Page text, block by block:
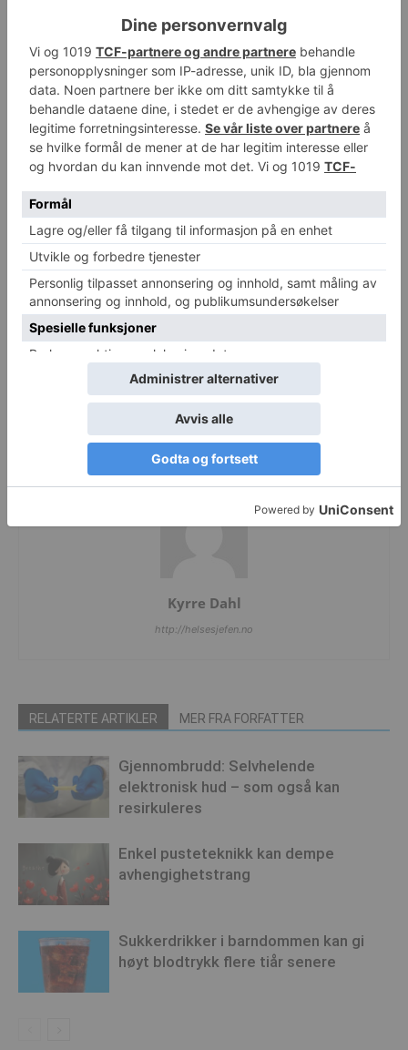
UiO – Det medisinske fakultet
Se også:Bør prioritere forskning på pasienter
Følg Helsesjefen.no på Google Discover
Banksy bilde skaffer millioner
2 av 10 bruker aldri hjelm
Kyrre Dahl
http://helsesjefen.no
RELATERTE ARTIKLER MER FRA FORFATTER
Gjennombrudd: Selvhelende
elektronisk hud – som også kan
resirkuleres
Enkel pusteteknikk kan dempe
avhengighetstrang
Sukkerdrikker i barndommen kan gi
høyt blodtrykk flere tiår senere